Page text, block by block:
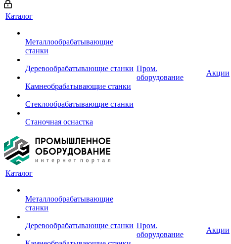
Каталог
Металлообрабатывающие
станки
Деревообрабатывающие станки
Камнеобрабатывающие станки
Стеклообрабатывающие станки
Станочная оснастка
Пром.
оборудование
Акции
Каталог
Металлообрабатывающие
станки
Деревообрабатывающие станки Пром.
оборудование
Акции